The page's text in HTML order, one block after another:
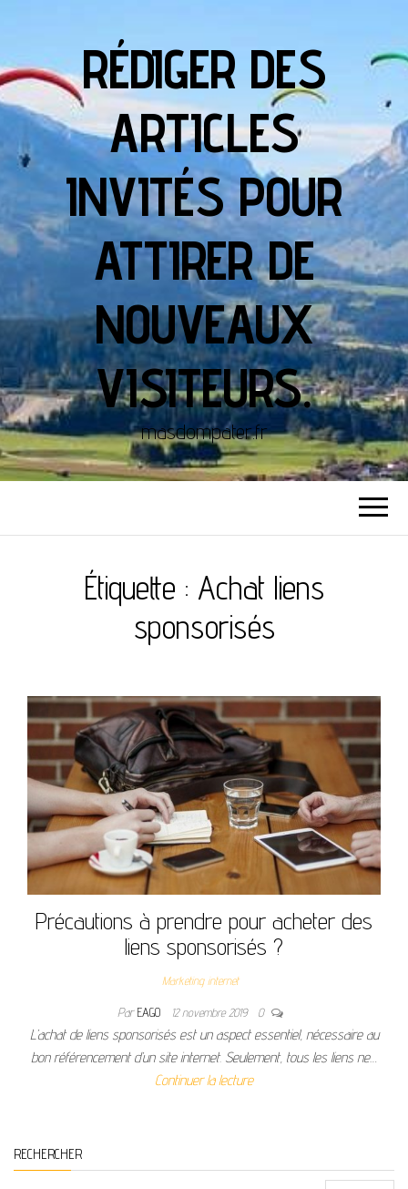
RÉDIGER DES
ARTICLES
INVITÉS POUR
ATTIRER DE
NOUVEAUX
VISITEURS.
masdompater.fr
Étiquette : Achat liens
sponsorisés
Précautions à prendre pour acheter des
liens sponsorisés ?
Marketing internet
ParEAGO 12 novembre 2019 0
L’achat de liens sponsorisés est un aspect essentiel, nécessaire au
bon référencement d’un site internet. Seulement, tous les liens ne…
Continuer la lecture
RECHERCHER